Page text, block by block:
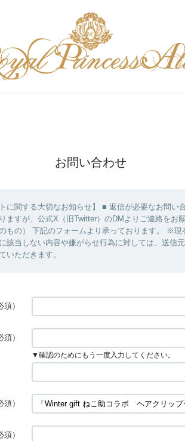
お問い合わせ
に関する大切なお知らせ】 ■ 返信が必要なお問い
ますが、公式X（旧Twitter）のDMよりご連絡をお
もの） 下記のフォームより承っております。 ※現
該当しない内容や嫌がらせ行為に対しては、送信
いただきます。
須）
須）
▼確認のためにもう一度入力してください。
須）
須）